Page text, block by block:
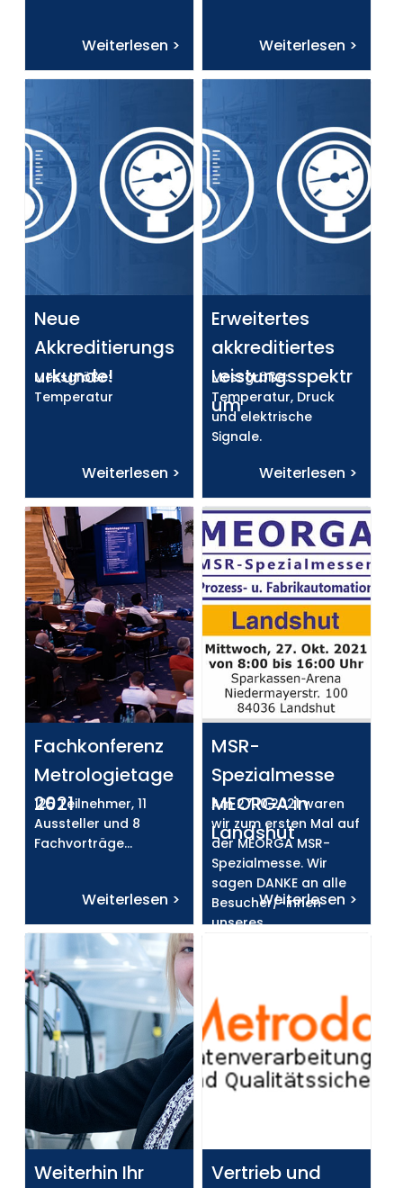
Weiterlesen > Weiterlesen >
Neue
Akkreditierungs
urkunde!
Messgröße:
Temperatur
Weiterlesen >
Erweitertes
akkreditiertes
Leistungsspektr
um
Messgröße:
Temperatur, Druck
und elektrische
Signale.
Weiterlesen >
Fachkonferenz
Metrologietage
2021
125 Teilnehmer, 11
Aussteller und 8
Fachvorträge…
Weiterlesen >
MSR-
Spezialmesse
MEORGA in
Landshut
Am 27.10.2021 waren
wir zum ersten Mal auf
der MEORGA MSR-
Spezialmesse. Wir
sagen DANKE an alle
Besucher/-innen
unseres
Gespräche. Weitere
Details zu der Messe
finden Sie auf dem
Messeflyer oder unter
www.meorga.de.
Weiterlesen >
Weiterhin Ihr
Vertrieb und